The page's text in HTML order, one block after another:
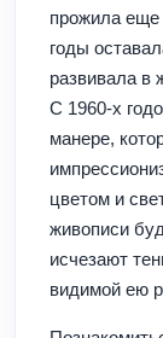
прожила еще
годы
развивала в
С 1960-х
манере,
цветом и
живописи
исчезают
видимой ею